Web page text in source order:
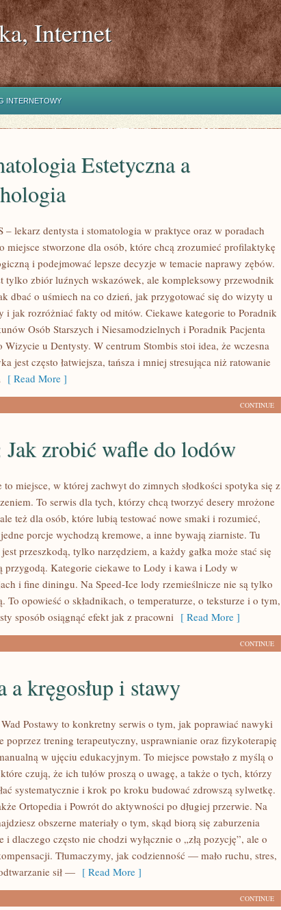
Internet
INTERNETOWY
Estetyczna a
– lekarz dentysta i stomatologia w praktyce oraz w poradach
miejsce stworzone dla osób, które chcą zrozumieć profilaktykę
i podejmować lepsze decyzje w temacie naprawy zębów.
tylko zbiór luźnych wskazówek, ale kompleksowy przewodnik
dbać o uśmiech na co dzień, jak przygotować się do wizyty u
i jak rozróżniać fakty od mitów. Ciekawe kategorie to Poradnik
Osób Starszych i Niesamodzielnych i Poradnik Pacjenta
Wizycie u Dentysty. W centrum Stombis stoi idea, że wczesna
jest często łatwiejsza, tańsza i mniej stresująca niż ratowanie
[ Read More ]
CONTINUE
zrobić wafle do lodów
to miejsce, w której zachwyt do zimnych słodkości spotyka się z
To serwis dla tych, którzy chcą tworzyć desery mrożone
też dla osób, które lubią testować nowe smaki i rozumieć,
porcje wychodzą kremowe, a inne bywają ziarniste. Tu
jest przeszkodą, tylko narzędziem, a każdy gałka może stać się
przygodą. Kategorie ciekawe to Lody i kawa i Lody w
i fine diningu. Na Speed-Ice lody rzemieślnicze nie są tylko
To opowieść o składnikach, o temperaturze, o teksturze i o tym,
sposób osiągnąć efekt jak z pracowni [ Read More ]
CONTINUE
a kręgosłup i stawy
Postawy to konkretny serwis o tym, jak poprawiać nawyki
poprzez trening terapeutyczny, usprawnianie oraz fizykoterapię
w ujęciu edukacyjnym. To miejsce powstało z myślą o
czują, że ich tułów proszą o uwagę, a także o tych, którzy
systematycznie i krok po kroku budować zdrowszą sylwetkę.
Ortopedia i Powrót do aktywności po długiej przerwie. Na
obszerne materiały o tym, skąd biorą się zaburzenia
i dlaczego często nie chodzi wyłącznie o „złą pozycję”, ale o
Tłumaczymy, jak codzienność — mało ruchu, stres,
sił — [ Read More ]
CONTINUE